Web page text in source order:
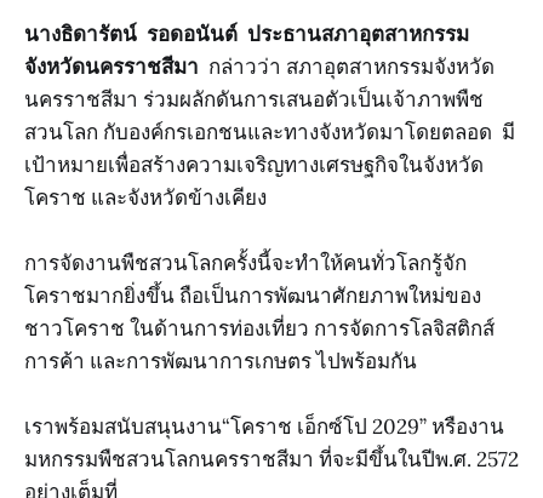
นางธิดารัตน์ รอดอนันต์ ประธานสภาอุตสาหกรรม
จังหวัดนครราชสีมา กล่าวว่า สภาอุตสาหกรรมจังหวัด
นครราชสีมา ร่วมผลักดันการเสนอตัวเป็นเจ้าภาพพืช
สวนโลก กับองค์กรเอกชนและทางจังหวัดมาโดยตลอด มี
เป้าหมายเพื่อสร้างความเจริญทางเศรษฐกิจในจังหวัด
โคราช และจังหวัดข้างเคียง
การจัดงานพืชสวนโลกครั้งนี้จะทำให้คนทั่วโลกรู้จัก
โคราชมากยิ่งขึ้น ถือเป็นการพัฒนาศักยภาพใหม่ของ
ชาวโคราช ในด้านการท่องเที่ยว การจัดการโลจิสติกส์
การค้า และการพัฒนาการเกษตร ไปพร้อมกัน
เราพร้อมสนับสนุนงาน“โคราช เอ็กซ์โป 2029” หรืองาน
มหกรรมพืชสวนโลกนครราชสีมา ที่จะมีขึ้นในปีพ.ศ. 2572
อย่างเต็มที่